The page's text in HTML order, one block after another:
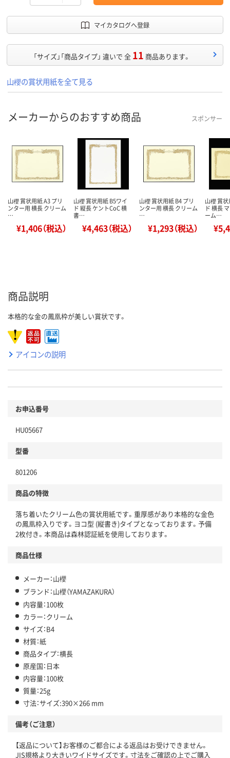
マイカタログへ登録
「サイズ」「商品タイプ」 違いで 全 11 商品あります。
山櫻の賞状用紙を全て見る
メーカーからのおすすめ商品 スポンサー
山櫻 賞状用紙 A3 プリ
ンター用 横長 クリーム
…
¥1,406（税込）
山櫻 賞状用紙 B5ワイ
ド 縦長 ケントCoC 横
書…
¥4,463（税込）
山櫻 賞状用紙 B4 プリ
ンター用 横長 クリーム
…
¥1,293（税込）
山櫻 賞
ド 横長
ーム…
商品説明
本格的な金の鳳凰枠が美しい賞状です。
アイコンの説明
お申込番号
HU05667
型番
801206
商品の特徴
落ち着いたクリーム色の賞状用紙です。重厚感があり本格的な金色
の鳳凰枠入りです。ヨコ型 (縦書き)タイプとなっております。予備
2枚付き。本商品は森林認証紙を使用しております。
商品仕様
メーカー：山櫻
ブランド：山櫻（YAMAZAKURA）
内容量：100枚
カラー：クリーム
サイズ：B4
材質：紙
商品タイプ：横長
原産国：日本
内容量：100枚
質量：25g
寸法：サイズ:390×266 mm
備考（ご注意）
【返品について】お客様のご都合による返品はお受けできません。
JIS規格より大きいワイドサイズです。寸法をご確認の上でご購入